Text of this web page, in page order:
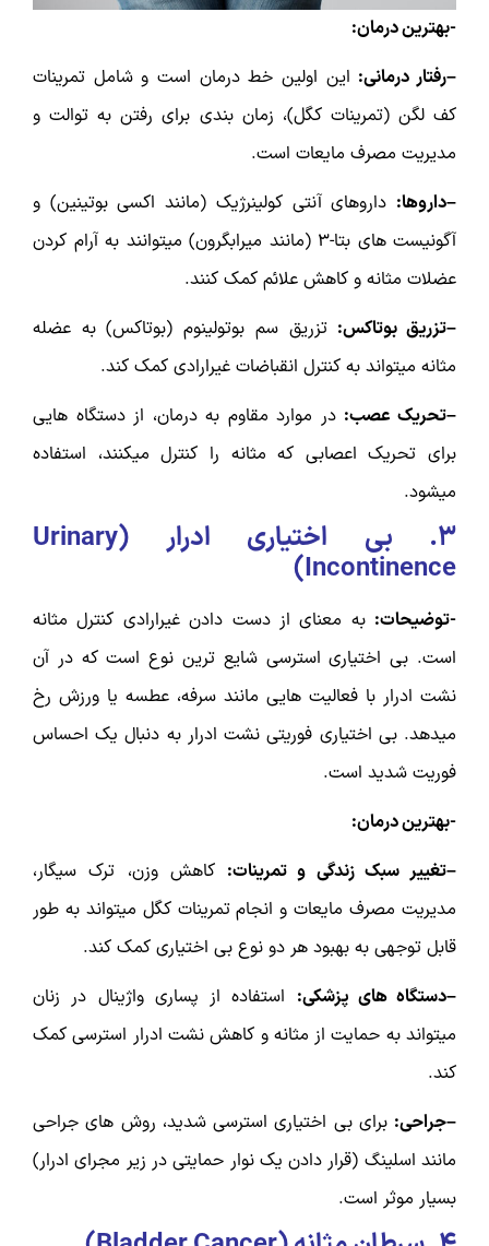
-بهترین درمان:
–رفتار درمانی: این اولین خط درمان است و شامل تمرینات
کف لگن (تمرینات کگل)، زمان بندی برای رفتن به توالت و
مدیریت مصرف مایعات است.
–داروها: داروهای آنتی کولینرژیک (مانند اکسی بوتینین) و
آگونیست های بتا-۳ (مانند میرابگرون) میتوانند به آرام کردن
عضلات مثانه و کاهش علائم کمک کنند.
–تزریق بوتاکس: تزریق سم بوتولینوم (بوتاکس) به عضله
مثانه میتواند به کنترل انقباضات غیرارادی کمک کند.
–تحریک عصب: در موارد مقاوم به درمان، از دستگاه هایی
برای تحریک اعصابی که مثانه را کنترل میکنند، استفاده
میشود.
۳. بی اختیاری ادرار (Urinary
Incontinence
)
-توضیحات: به معنای از دست دادن غیرارادی کنترل مثانه
است. بی اختیاری استرسی شایع ترین نوع است که در آن
نشت ادرار با فعالیت هایی مانند سرفه، عطسه یا ورزش رخ
میدهد. بی اختیاری فوریتی نشت ادرار به دنبال یک احساس
فوریت شدید است.
-بهترین درمان:
–تغییر سبک زندگی و تمرینات: کاهش وزن، ترک سیگار،
مدیریت مصرف مایعات و انجام تمرینات کگل میتواند به طور
قابل توجهی به بهبود هر دو نوع بی اختیاری کمک کند.
–دستگاه های پزشکی: استفاده از پساری واژینال در زنان
میتواند به حمایت از مثانه و کاهش نشت ادرار استرسی کمک
کند.
–جراحی: برای بی اختیاری استرسی شدید، روش های جراحی
مانند اسلینگ (قرار دادن یک نوار حمایتی در زیر مجرای ادرار)
بسیار موثر است.